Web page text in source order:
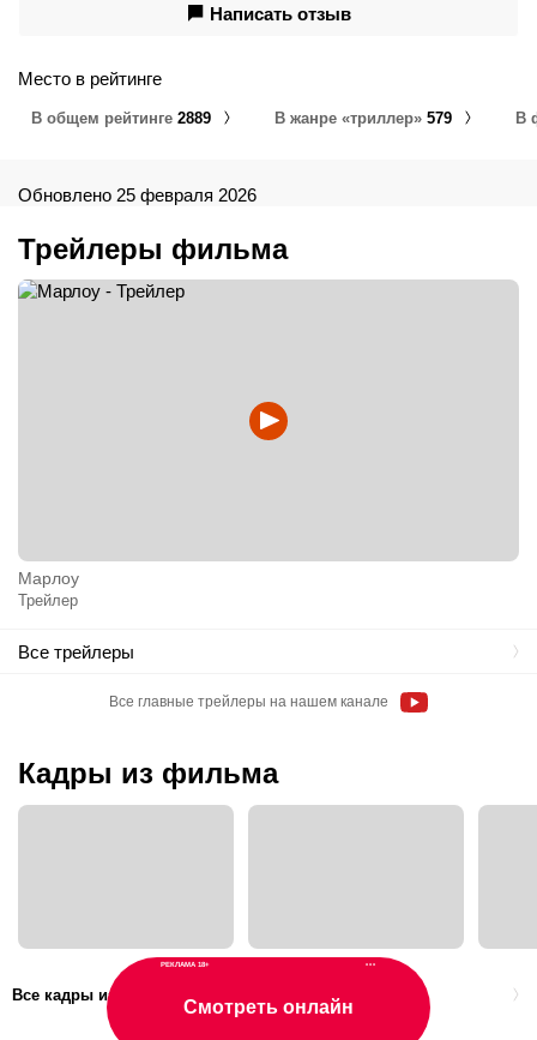
Написать отзыв
Место в рейтинге
В общем рейтинге 2889 В жанре «триллер» 579 В
Обновлено 25 февраля 2026
Трейлеры фильма
Марлоу
Трейлер
Все трейлеры
Все главные трейлеры на нашем канале
Кадры из фильма
Все кадры из фильма
РЕКЛАМА 18+ •••
Смотреть онлайн